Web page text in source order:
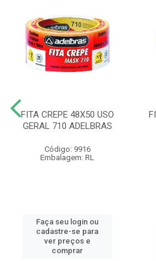
FITA CREPE 48X50 USO
GERAL 710 ADELBRAS
Código: 9916
Embalagem: RL
Faça seu login ou
cadastre-se para
ver preços e
comprar